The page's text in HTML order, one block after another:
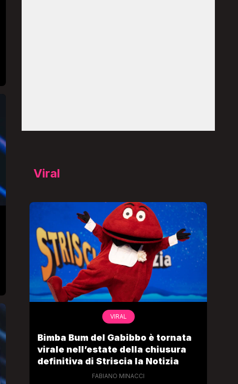
Viral
VIRAL
Bimba Bum del Gabibbo è tornata
virale nell’estate della chiusura
definitiva di Striscia la Notizia
FABIANO MINACCI